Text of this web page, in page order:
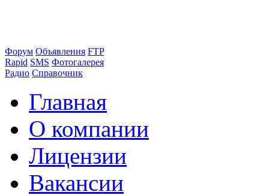
Форум Объявления FTP
Rapid SMS Фотогалерея
Радио Справочник
Главная
О компании
Лицензии
Вакансии